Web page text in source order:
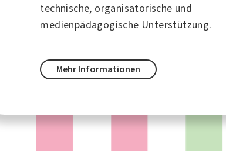
technische, organisatorische und
medienpädagogische Unterstützung.
Mehr Informationen